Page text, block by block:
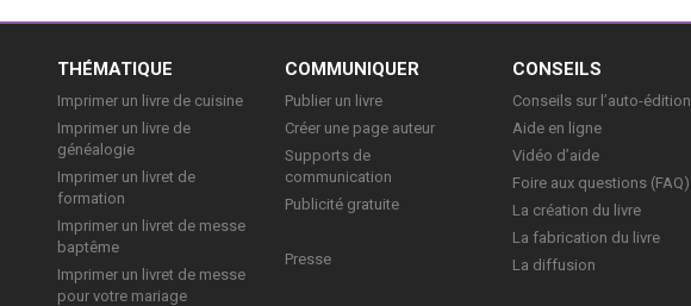
THÉMATIQUE
Imprimer un livre de cuisine
Imprimer un livre de
généalogie
Imprimer un livret de
formation
Imprimer un livret de messe
baptême
Imprimer un livret de messe
pour votre mariage
COMMUNIQUER
Publier un livre
Créer une page auteur
Supports de
communication
Publicité gratuite
Presse
CONSEILS
Conseils sur l’auto-édition
Aide en ligne
Vidéo d’aide
Foire aux questions (FAQ)
La création du livre
La fabrication du livre
La diffusion